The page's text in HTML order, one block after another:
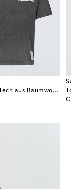
T-Shirt MothTech aus Baumwoll-Jersey